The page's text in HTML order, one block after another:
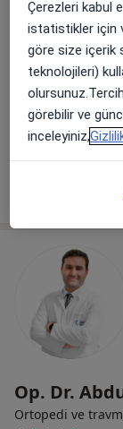
Op. Dr.
Ortopedi ve
23
Sağlık Mah.
Bolu Özel
Op. Dr.
Ortopedi ve
Çerezleri kabul
istatistikler için
göre size içerik
teknolojileri)
görebilir ve
inceleyiniz,